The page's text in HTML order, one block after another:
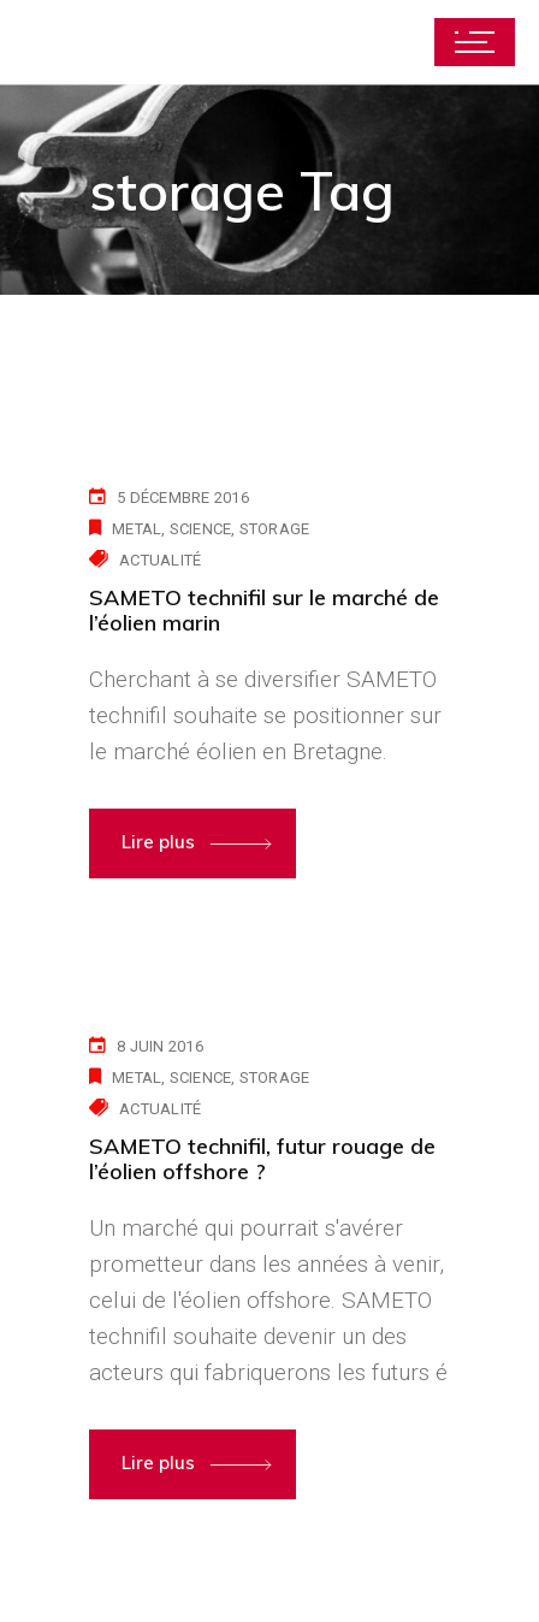
storage Tag
5 DÉCEMBRE 2016
METAL SCIENCE STORAGE
ACTUALITÉ
SAMETO technifil sur le marché de
l’éolien marin
Cherchant à se diversifier SAMETO
technifil souhaite se positionner sur
le marché éolien en Bretagne.
Lire plus
8 JUIN 2016
METAL SCIENCE STORAGE
ACTUALITÉ
SAMETO technifil, futur rouage de
l’éolien offshore ?
Un marché qui pourrait s'avérer
prometteur dans les années à venir,
celui de l'éolien offshore. SAMETO
technifil souhaite devenir un des
acteurs qui fabriquerons les futurs é
Lire plus